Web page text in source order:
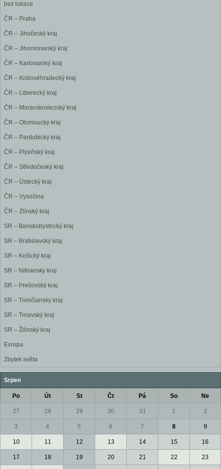
bez lokace
ČR – Praha
ČR – Jihočeský kraj
ČR – Jihomoravský kraj
ČR – Karlovarský kraj
ČR – Královéhradecký kraj
ČR – Liberecký kraj
ČR – Moravskoslezský kraj
ČR – Olomoucký kraj
ČR – Pardubický kraj
ČR – Plzeňský kraj
ČR – Středočeský kraj
ČR – Ústecký kraj
ČR – Vysočina
ČR – Zlínský kraj
SR – Banskobystrický kraj
SR – Bratislavský kraj
SR – Košický kraj
SR – Nitriansky kraj
SR – Prešovský kraj
SR – Trenčiansky kraj
SR – Trnavský kraj
SR – Žilinský kraj
Evropa
Zbytek světa
Srpen
Po Út St Čt Pá So Ne
27 28 29 30 31 1 2
3 4 5 6 7 8 9
10 11 12 13 14 15 16
17 18 19 20 21 22 23